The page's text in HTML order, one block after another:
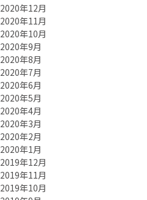
2020年12月
2020年11月
2020年10月
2020年9月
2020年8月
2020年7月
2020年6月
2020年5月
2020年4月
2020年3月
2020年2月
2020年1月
2019年12月
2019年11月
2019年10月